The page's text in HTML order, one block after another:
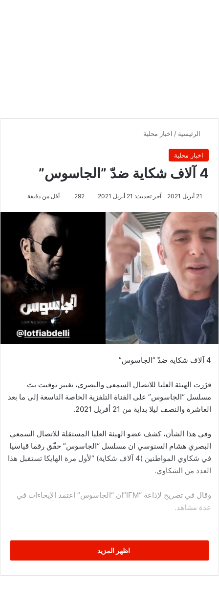
الرئيسية / اخبار محلية
اخبار محلية
4 آلاف شكاية ضدّ ”الجاسوس”
21 أبريل 2021 آخر تحديث: 21 أبريل 2021 292 أقل من دقيقة
4 آلاف شكاية ضدّ ”الجاسوس”
قرّرت الهيئة العليا للاتصال السمعي والبصري، تغيير توقيت بث
مسلسل “الجاسوس” على القناة التلفزية الخاصة التاسعة إلى ما بعد
العاشرة والنصف ليلا بداية من 21 أفريل 2021.
وفي هذا الشأن، كشف عضو الهيئة العليا المستقلة للاتصال السمعي
البصري هشام السنوسي ان مسلسل “الجاسوس” حقّق رقما قياسيا
في شكاوي المواطنين (4 آلاف شكاية) “لأول مرة الهايكا تستقبل هذا
العدد من الشكاوي.
وقال في تصريح لإذاعة “IFM”ان “الجاسوس” اعتمد الإيحاءات في
عدة مشاهد.
اظهر المزيد